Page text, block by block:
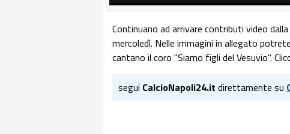
Continuano ad arrivare contributi video
mercoledì. Nelle immagini in allegato
cantano il coro "Siamo figli del Vesuvio".
segui CalcioNapoli24.it direttamente su